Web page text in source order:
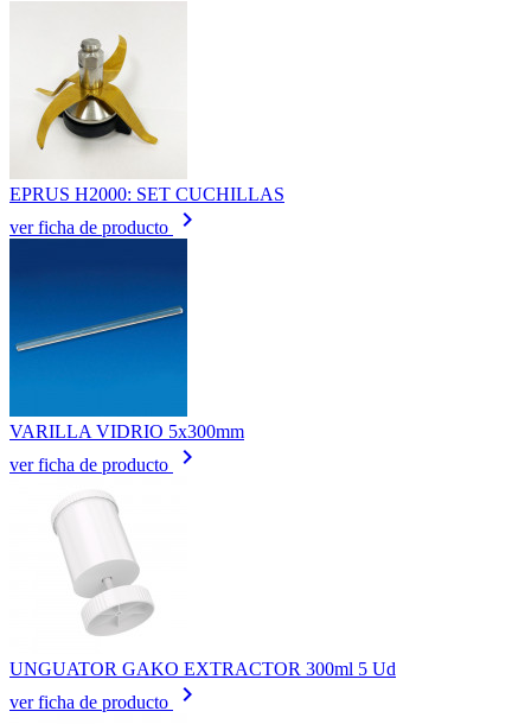
EPRUS H2000: SET CUCHILLAS
ver ficha de producto
keyboard_arrow_right
VARILLA VIDRIO 5x300mm
ver ficha de producto
keyboard_arrow_right
UNGUATOR GAKO EXTRACTOR 300ml 5 Ud
ver ficha de producto
keyboard_arrow_right